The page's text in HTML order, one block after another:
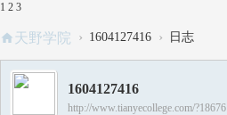
1 2 3
天野学院 › 1604127416 › 日志
1604127416
http://www.tianyecollege.com/?18676